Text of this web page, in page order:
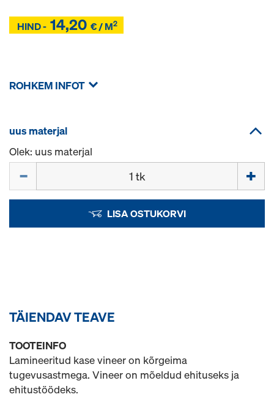
HIND - 14,20 € / M2
ROHKEM INFOT
uus materjal
Olek: uus materjal
LISA OSTUKORVI
TÄIENDAV TEAVE
TOOTEINFO
Lamineeritud kase vineer on kõrgeima
tugevusastmega. Vineer on mõeldud ehituseks ja
ehitustöödeks.